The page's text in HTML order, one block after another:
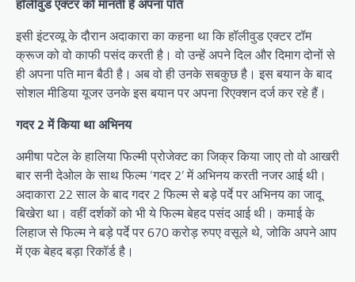
हॉलीवुड एक्टर को मानती है अपना पति
इसी इंटरव्यू के दौरान अदाकारा का कहना था कि हॉलीवुड एक्टर टॉम
क्रूज को वो काफी पसंद करती है। वो उन्हें अपने दिल और दिमाग दोनों से
ही अपना पति मान बैठी है। अब वो ही उनके सबकुछ है। इस बयान के बाद
सोशल मीडिया यूजर उनके इस बयान पर अपना रिएक्शन दर्ज कर रहे हैं।
गदर 2 में किया था अभिनय
अमीषा पटेल के हालिया फिल्मी प्रोजेक्ट का जिक्र किया जाए तो वो आखरी
बार सनी देओल के साथ फिल्म ‘गदर 2’ में अभिनय करती नजर आई थी।
अदाकारा 22 साल के बाद गदर 2 फिल्म से बड़े पर्दे पर अभिनय का जादू
बिखेरा था। वहीं दर्शकों को भी ये फिल्म बेहद पसंद आई थी। कमाई के
लिहाज से फिल्म ने बड़े पर्दे पर 670 करोड़ रुपए वसूले थे, जोकि अपने आप
में एक बेहद बड़ा रिकॉर्ड है।